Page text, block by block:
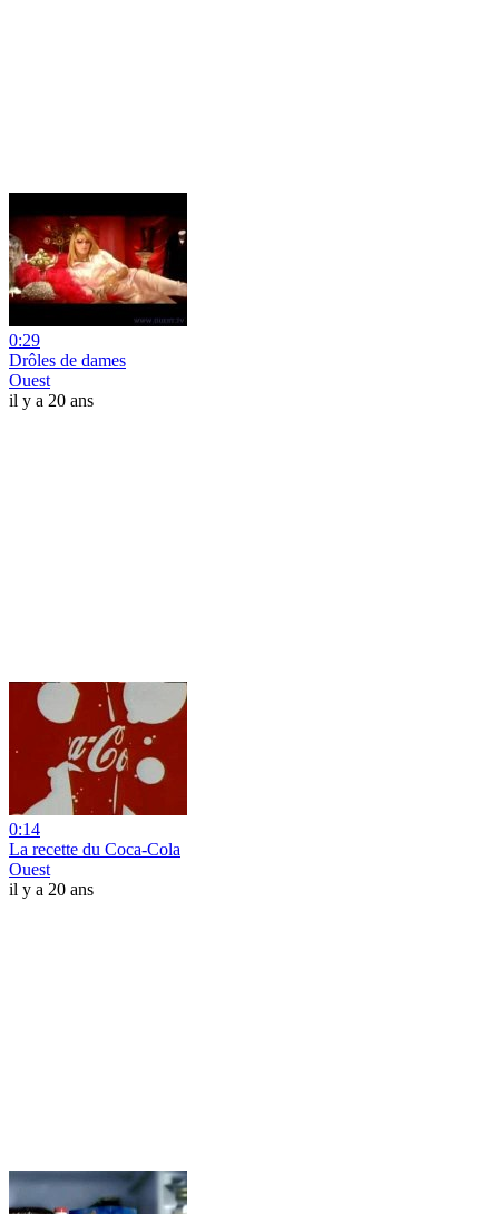
0:29
Drôles de dames
Ouest
il y a 20 ans
0:14
La recette du Coca-Cola
Ouest
il y a 20 ans